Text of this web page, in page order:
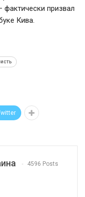
призвал
Кива.
4596 Posts